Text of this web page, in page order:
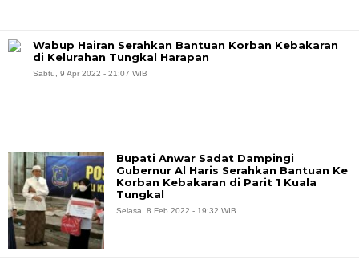
Wabup Hairan Serahkan Bantuan Korban Kebakaran
di Kelurahan Tungkal Harapan
Sabtu, 9 Apr 2022 - 21:07 WIB
Bupati Anwar Sadat Dampingi
Gubernur Al Haris Serahkan Bantuan Ke
Korban Kebakaran di Parit 1 Kuala
Tungkal
Selasa, 8 Feb 2022 - 19:32 WIB